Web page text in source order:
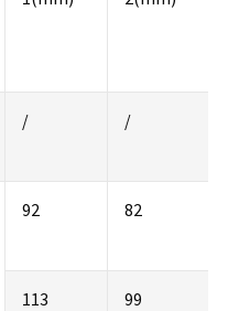
/ /
92 82
113 99